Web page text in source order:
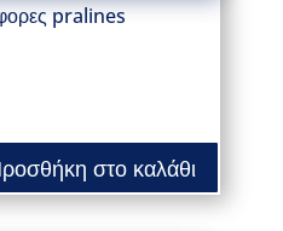
pralines
στο καλάθι